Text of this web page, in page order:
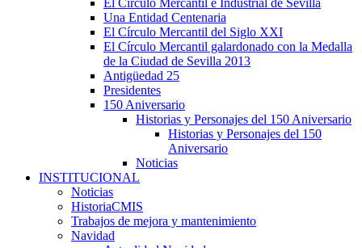
Una Entidad Centenaria
El Círculo Mercantil del Siglo XXI
El Círculo Mercantil galardonado con la Medalla
de la Ciudad de Sevilla 2013
Antigüedad 25
Presidentes
150 Aniversario
Historias y Personajes del 150 Aniversario
Historias y Personajes del 150
Aniversario
Noticias
INSTITUCIONAL
Noticias
HistoriaCMIS
Trabajos de mejora y mantenimiento
Navidad